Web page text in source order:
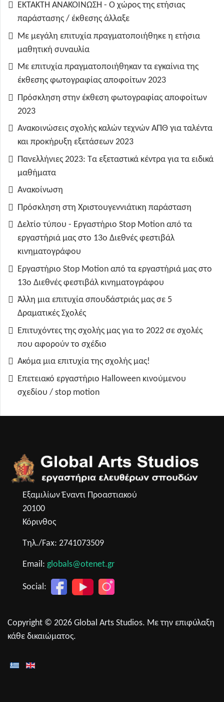
ΕΚΤΑΚΤΗ ΑΝΑΚΟΙΝΩΣΗ - Ο χώρος της ετήσιας
παράστασης / έκθεσης άλλαξε
Με μεγάλη επιτυχία πραγματοποιήθηκε η ετήσια
μαθητική συναυλία
Με επιτυχία πραγματοποιήθηκαν τα εγκαίνια της
έκθεσης φωτογραφίας αποφοίτων 2023
Πρόσκληση στην έκθεση φωτογραφίας αποφοίτων
2023
Ανακοινώσεις σχολής καλών τεχνών ΑΠΘ για ταλέντα
και προκήρυξη εξετάσεων 2023
Πανελλήνιες 2023: Τα εξεταστικά κέντρα για τα ειδικά
μαθήματα
Ανακοίνωση
Πρόσκληση στη Χριστουγεννιάτικη παράσταση
Δελτίο τύπου - Εργαστήριο Stop Motion από τα
εργαστήριά μας στο 13ο Διεθνές φεστιβάλ
κινηματογράφου
Εργαστήριο Stop Motion από τα εργαστήριά μας στο
13ο Διεθνές φεστιβάλ κινηματογράφου
Άλλη μια επιτυχία σπουδάστριάς μας σε 5
Δραματικές Σχολές
Επιτυχόντες της σχολής μας για το 2022 σε σχολές
που αφορούν το σχέδιο
Ακόμα μια επιτυχία της σχολής μας!
Επετειακό εργαστήριο Halloween κινούμενου
σχεδίου / stop motion
Εξαμιλίων Έναντι Προαστιακού
20100
Κόρινθος
Τηλ./Fax: 2741073509
Email: globals@otenet.gr
Social:
Copyright © 2026 Global Arts Studios. Με την επιφύλαξη
κάθε δικαιώματος.